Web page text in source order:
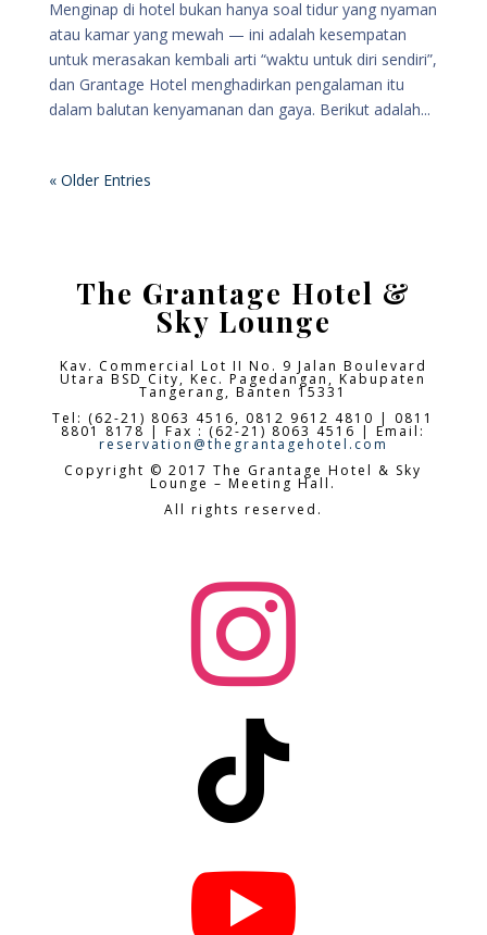
Menginap di hotel bukan hanya soal tidur yang nyaman
atau kamar yang mewah — ini adalah kesempatan
untuk merasakan kembali arti “waktu untuk diri sendiri”,
dan Grantage Hotel menghadirkan pengalaman itu
dalam balutan kenyamanan dan gaya. Berikut adalah...
« Older Entries
The Grantage Hotel &
Sky Lounge
Kav. Commercial Lot II No. 9 Jalan Boulevard
Utara BSD City,Kec. Pagedangan, Kabupaten
Tangerang, Banten 15331
Tel: (62-21) 8063 4516, 0812 9612 4810 | 0811
8801 8178 | Fax : (62-21) 8063 4516 | Email:
reservation@thegrantagehotel.com
Copyright © 2017 The Grantage Hotel & Sky
Lounge – Meeting Hall.
All rights reserved.


